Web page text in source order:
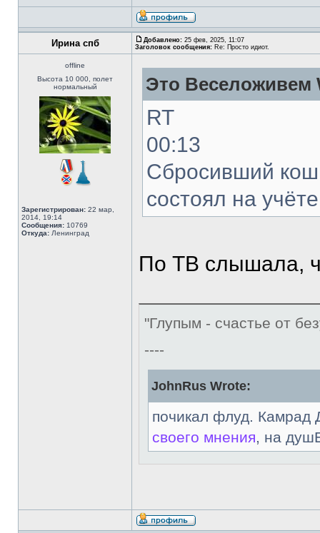
Ирина спб Добавлено: 25 фев, 2025, 11:07
Заголовок сообщения: Re: Просто идиот.
offline
Высота 10 000, полет
нормальный
Зарегистрирован: 22 мар,
2014, 19:14
Сообщения: 10769
Откуда: Ленинград
Это Веселоживем
RT
00:13
Сбросивший
состоял на
По ТВ слышала,
"Глупым - счастье от
----
JohnRus Wrote:
почикал флуд. Камрад
своего мнения, на